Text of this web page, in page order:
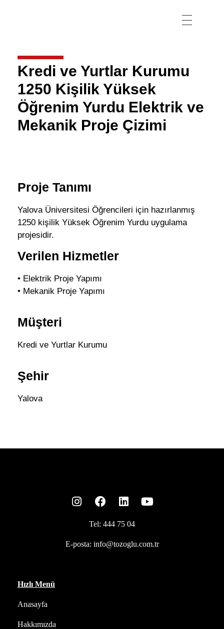
Kredi ve Yurtlar Kurumu
1250 Kişilik Yüksek
Öğrenim Yurdu Elektrik ve
Mekanik Proje Çizimi
Proje Tanımı
Yalova Üniversitesi Öğrencileri için hazırlanmış
1250 kişilik Yüksek Öğrenim Yurdu uygulama
projesidir.
Verilen Hizmetler
• Elektrik Proje Yapımı
• Mekanik Proje Yapımı
Müşteri
Kredi ve Yurtlar Kurumu
Şehir
Yalova
Tel: 444 75 04
E-posta: info@tozoglu.com.tr
Hızlı Menü
Anasayfa
Hakkımızda